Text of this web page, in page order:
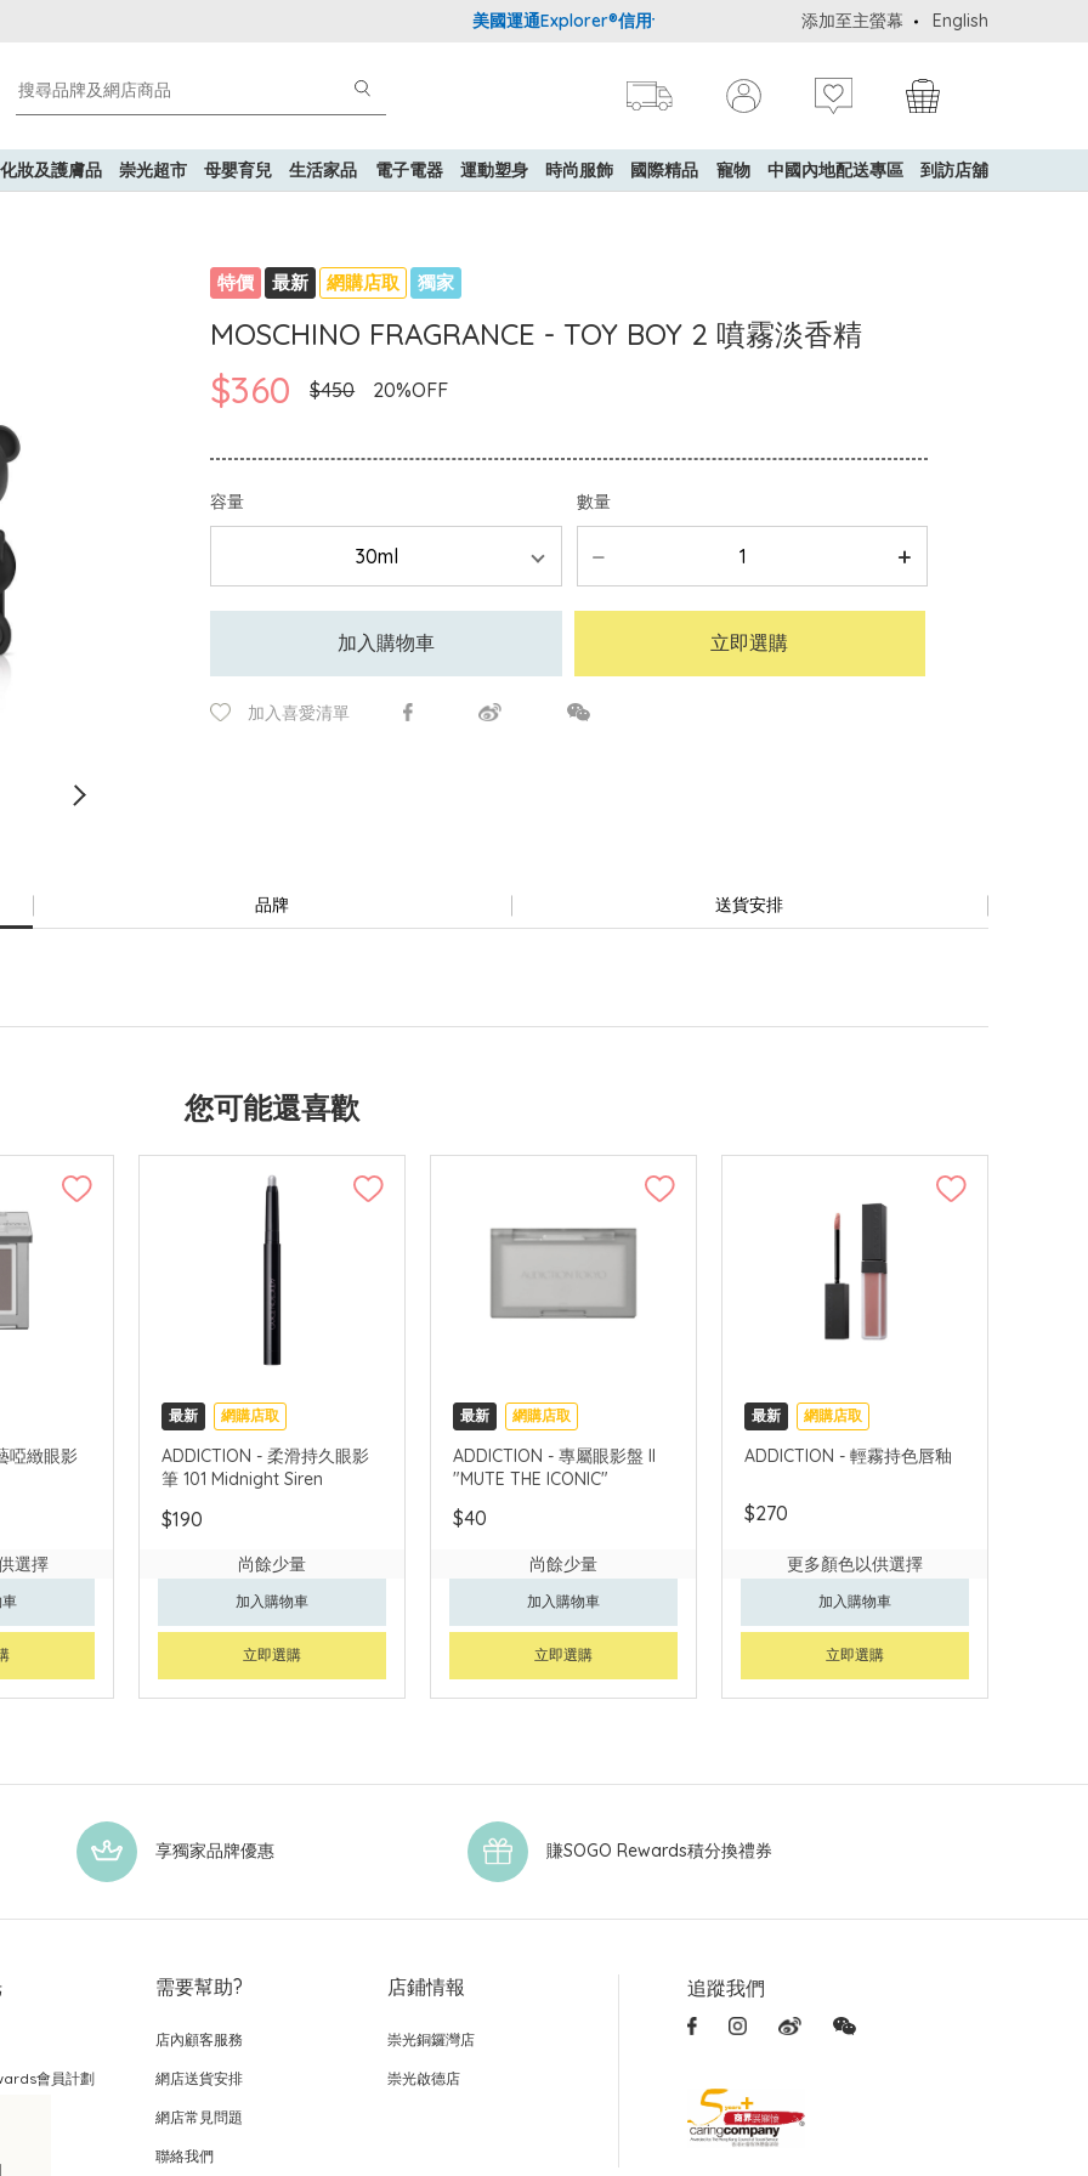
美國運通Explorer®信用卡會員購物禮遇：高達5%簽賬回贈！ 購買一般貨品(冷凍
添加至主螢幕 English
化妝及護膚品 崇光超市 母嬰育兒 生活家品 電子電器 運動塑身 時尚服飾 國際精品 寵物 中國內地配送專區 到訪店舖
特價 最新 網購店取 獨家
MOSCHINO FRAGRANCE - TOY BOY 2 噴霧淡香精
$360 $450 20%OFF
容量 數量
加入購物車 立即選購
加入喜愛清單
品牌 送貨安排
您可能還喜歡
啞緻眼影
選擇
最新 網購店取
ADDICTION - 柔滑持久眼影
筆 101 Midnight Siren
$190
尚餘少量
加入購物車
立即選購
最新 網購店取
ADDICTION - 專屬眼影盤 II
"MUTE THE ICONIC"
$40
尚餘少量
加入購物車
立即選購
最新 網購店取
ADDICTION - 輕霧持色唇釉
$270
更多顏色以供選擇
加入購物車
立即選購
享獨家品牌優惠 賺SOGO Rewards積分換禮券
會員計劃
需要幫助?
店內顧客服務
網店送貨安排
網店常見問題
聯絡我們
店鋪情報
崇光銅鑼灣店
崇光啟德店
追蹤我們